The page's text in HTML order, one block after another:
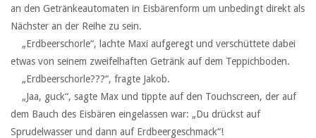
an den Getränkeautomaten in Eisbärenform um unbedingt direkt als
Nächster an der Reihe zu sein.
etwas von seinem zweifelhaften Getränk auf dem Teppichboden.
‏ ‏ ‏„Erdbeerschorle???“, fragte Jakob.
dem Bauch des Eisbären eingelassen war: „Du drückst auf
Sprudelwasser und dann auf Erdbeergeschmack“!